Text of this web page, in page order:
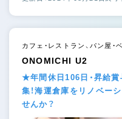
カフェ・レストラン、パン屋・
ONOMICHI U2
★年間休日106日・昇給
集！海運倉庫をリノベー
せんか？